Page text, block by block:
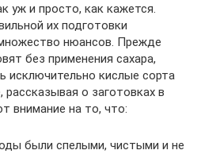
уж и просто, как кажется.
их подготовки
нюансов. Прежде
без применения сахара,
исключительно кислые сорта
о заготовках в
внимание на то, что:
были спелыми, чистыми и не